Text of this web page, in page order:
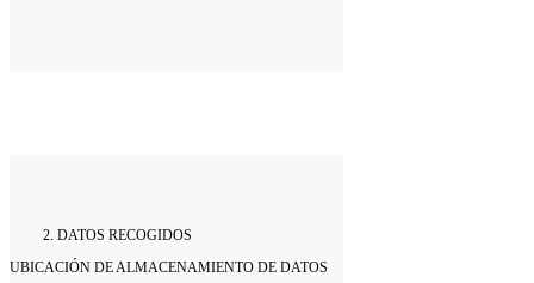
DATOS RECOGIDOS
UBICACIÓN DE ALMACENAMIENTO DE DATOS